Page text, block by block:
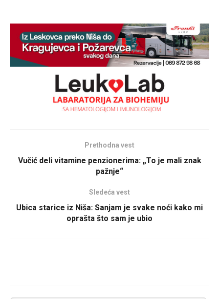
Prethodna vest
Vučić deli vitamine penzionerima: „To je mali znak
pažnje“
Sledeća vest
Ubica starice iz Niša: Sanjam je svake noći kako mi
oprašta što sam je ubio